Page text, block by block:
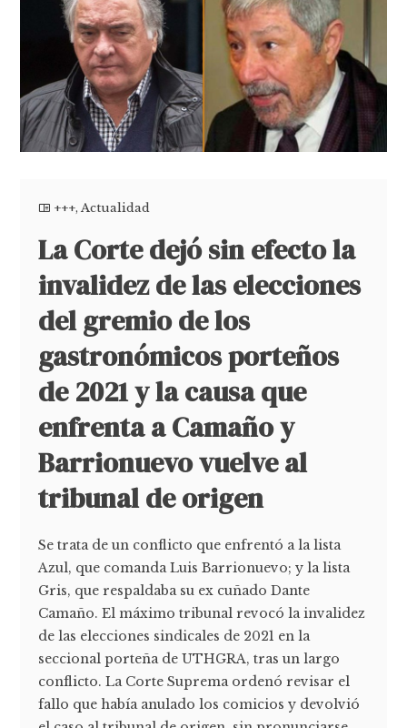
+++,Actualidad
La Corte dejó sin efecto la
invalidez de las elecciones
del gremio de los
gastronómicos porteños
de 2021 y la causa que
enfrenta a Camaño y
Barrionuevo vuelve al
tribunal de origen
Se trata de un conflicto que enfrentó a la lista
Azul, que comanda Luis Barrionuevo; y la lista
Gris, que respaldaba su ex cuñado Dante
Camaño. El máximo tribunal revocó la invalidez
de las elecciones sindicales de 2021 en la
seccional porteña de UTHGRA, tras un largo
conflicto. La Corte Suprema ordenó revisar el
fallo que había anulado los comicios y devolvió